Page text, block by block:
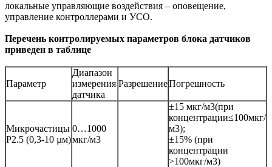
локальные управляющие воздействия – оповещение,
управление контроллерами и УСО.
Перечень контролируемых параметров блока датчиков
приведен в таблице
Параметр
Диапазон
измерения
датчика
РазрешениеПогрешность
Микрочастицы
P2.5 (0,3-10 µм)
0…1000
мкг/м3
±15 мкг/м3(при
концентрации≤100мкг/
м3);
±15% (при
концентрации
>100мкг/м3)